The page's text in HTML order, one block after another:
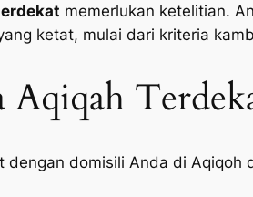
memerlukan ketelitian.
ketat, mulai dari kriteria
Aqiqah
domisili Anda di